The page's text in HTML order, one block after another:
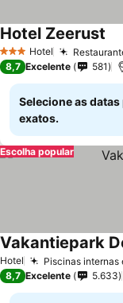
3 EstrelasHotel
Hotel Zeerust
8,7 Excelente 581
Selecione as
exatos.
Escolha popular
Hotel Piscinas internas
Vakantiepark
8,7 Excelente 5.633